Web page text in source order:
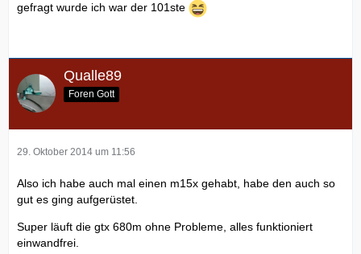
gefragt wurde ich war der 101ste
Qualle89
Foren Gott
29. Oktober 2014 um 11:56
Also ich habe auch mal einen m15x gehabt, habe den auch so
gut es ging aufgerüstet.
Super läuft die gtx 680m ohne Probleme, alles funktioniert
einwandfrei.